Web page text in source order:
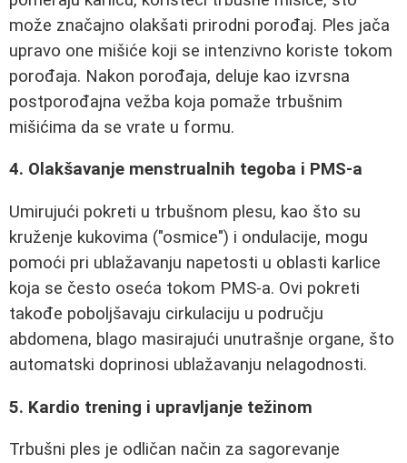
može značajno olakšati prirodni porođaj. Ples jača
upravo one mišiće koji se intenzivno koriste tokom
porođaja. Nakon porođaja, deluje kao izvrsna
postporođajna vežba koja pomaže trbušnim
mišićima da se vrate u formu.
4. Olakšavanje menstrualnih tegoba i PMS-a
Umirujući pokreti u trbušnom plesu, kao što su
kruženje kukovima ("osmice") i ondulacije, mogu
pomoći pri ublažavanju napetosti u oblasti karlice
koja se često oseća tokom PMS-a. Ovi pokreti
takođe poboljšavaju cirkulaciju u području
abdomena, blago masirajući unutrašnje organe, što
automatski doprinosi ublažavanju nelagodnosti.
5. Kardio trening i upravljanje težinom
Trbušni ples je odličan način za sagorevanje